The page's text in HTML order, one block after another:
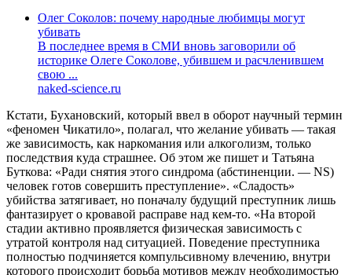
Олег Соколов: почему народные любимцы могут
убивать
В последнее время в СМИ вновь заговорили об
историке Олеге Соколове, убившем и расчленившем
свою ...
naked-science.ru
Кстати, Бухановский, который ввел в оборот научный термин
«феномен Чикатило», полагал, что желание убивать — такая
же зависимость, как наркомания или алкоголизм, только
последствия куда страшнее. Об этом же пишет и Татьяна
Буткова: «Ради снятия этого синдрома (абстиненции. — NS)
человек готов совершить преступление». «Сладость»
убийства затягивает, но поначалу будущий преступник лишь
фантазирует о кровавой расправе над кем-то. «На второй
стадии активно проявляется физическая зависимость с
утратой контроля над ситуацией. Поведение преступника
полностью подчиняется компульсивному влечению, внутри
которого происходит борьба мотивов между необходимостью